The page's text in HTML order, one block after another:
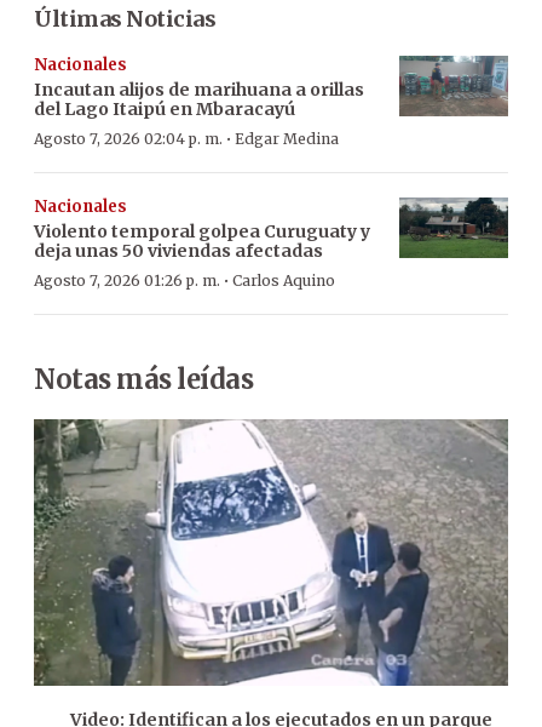
Últimas Noticias
Nacionales
Incautan alijos de marihuana a orillas
del Lago Itaipú en Mbaracayú
Agosto 7, 2026 02:04 p. m. · Edgar Medina
Nacionales
Violento temporal golpea Curuguaty y
deja unas 50 viviendas afectadas
Agosto 7, 2026 01:26 p. m. · Carlos Aquino
Notas más leídas
Video: Identifican a los ejecutados en un parque